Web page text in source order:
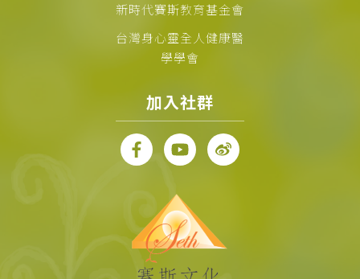
新時代賽斯教育基金會
台灣身心靈全人健康醫
學學會
加入社群